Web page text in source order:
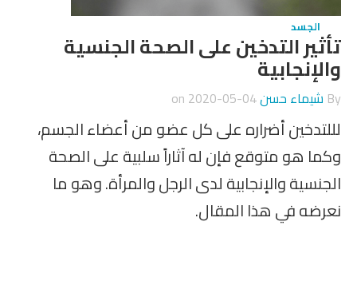
الجسد
تأثير التدخين على الصحة الجنسية
والإنجابية
By شيماء حسن2020-05-04
لللتدخين أضراره على كل عضو من أعضاء الجسم،
وكما هو متوقع فإن له آثاراً سلبية على الصحة
الجنسية والإنجابية لدى الرجل والمرأة. وهو ما
نعرضه في هذا المقال.